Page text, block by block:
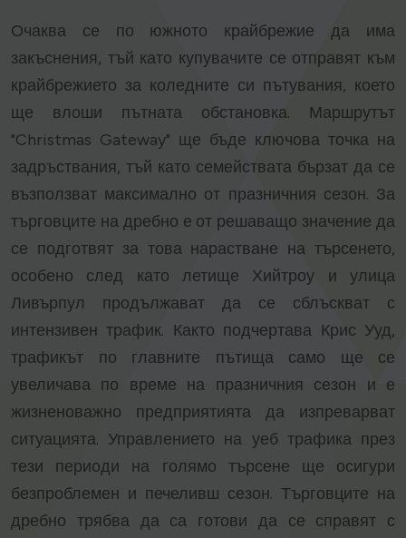
Очаква се по южното крайбрежие да има
закъснения, тъй като купувачите се отправят към
крайбрежието за коледните си пътувания, което
ще влоши пътната обстановка. Маршрутът
"Christmas Gateway" ще бъде ключова точка на
задръствания, тъй като семействата бързат да се
възползват максимално от празничния сезон. За
търговците на дребно е от решаващо значение да
се подготвят за това нарастване на търсенето,
особено след като летище Хийтроу и улица
Ливърпул продължават да се сблъскват с
интензивен трафик. Както подчертава Крис Ууд,
трафикът по главните пътища само ще се
увеличава по време на празничния сезон и е
жизненоважно предприятията да изпреварват
ситуацията. Управлението на уеб трафика през
тези периоди на голямо търсене ще осигури
безпроблемен и печеливш сезон. Търговците на
дребно трябва да са готови да се справят с